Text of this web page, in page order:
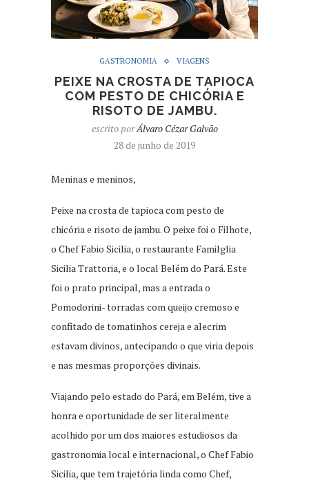
GASTRONOMIA VIAGENS
PEIXE NA CROSTA DE TAPIOCA
COM PESTO DE CHICÓRIA E
RISOTO DE JAMBU.
escrito porÁlvaro Cézar Galvão
28 de junho de 2019
Meninas e meninos,
Peixe na crosta de tapioca com pesto de
chicória e risoto de jambu. O peixe foi o Filhote,
o Chef Fabio Sicilia, o restaurante Familglia
Sicilia Trattoria, e o local Belém do Pará. Este
foi o prato principal, mas a entrada o
Pomodorini- torradas com queijo cremoso e
confitado de tomatinhos cereja e alecrim
estavam divinos, antecipando o que viria depois
e nas mesmas proporções divinais.
Viajando pelo estado do Pará, em Belém, tive a
honra e oportunidade de ser literalmente
acolhido por um dos maiores estudiosos da
gastronomia local e internacional, o Chef Fabio
Sicilia, que tem trajetória linda como Chef,